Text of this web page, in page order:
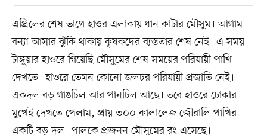
এপ্রিলের শেষ ভাগে হাওর এলাকায় ধান কাটার মৌসুম। আগাম
বন্যা আসার ঝুঁকি থাকায় কৃষকদের ব্যস্ততার শেষ নেই। এ সময়
টাঙ্গুয়ার হাওরে গিয়েছি মৌসুমের শেষ সময়ের পরিযায়ী পাখি
দেখতে। হাওরে তেমন কোনো জলচর পরিযায়ী প্রজাতি নেই।
একদল বড় গাঙচিল আর পানচিল আছে। তবে হাওরে ঢোকার
মুখেই দেখতে পেলাম, প্রায় ৩০০ কালালেজ জৌরালি পাখির
একটি বড় দল। পালকে প্রজনন মৌসুমের রং এসেছে।